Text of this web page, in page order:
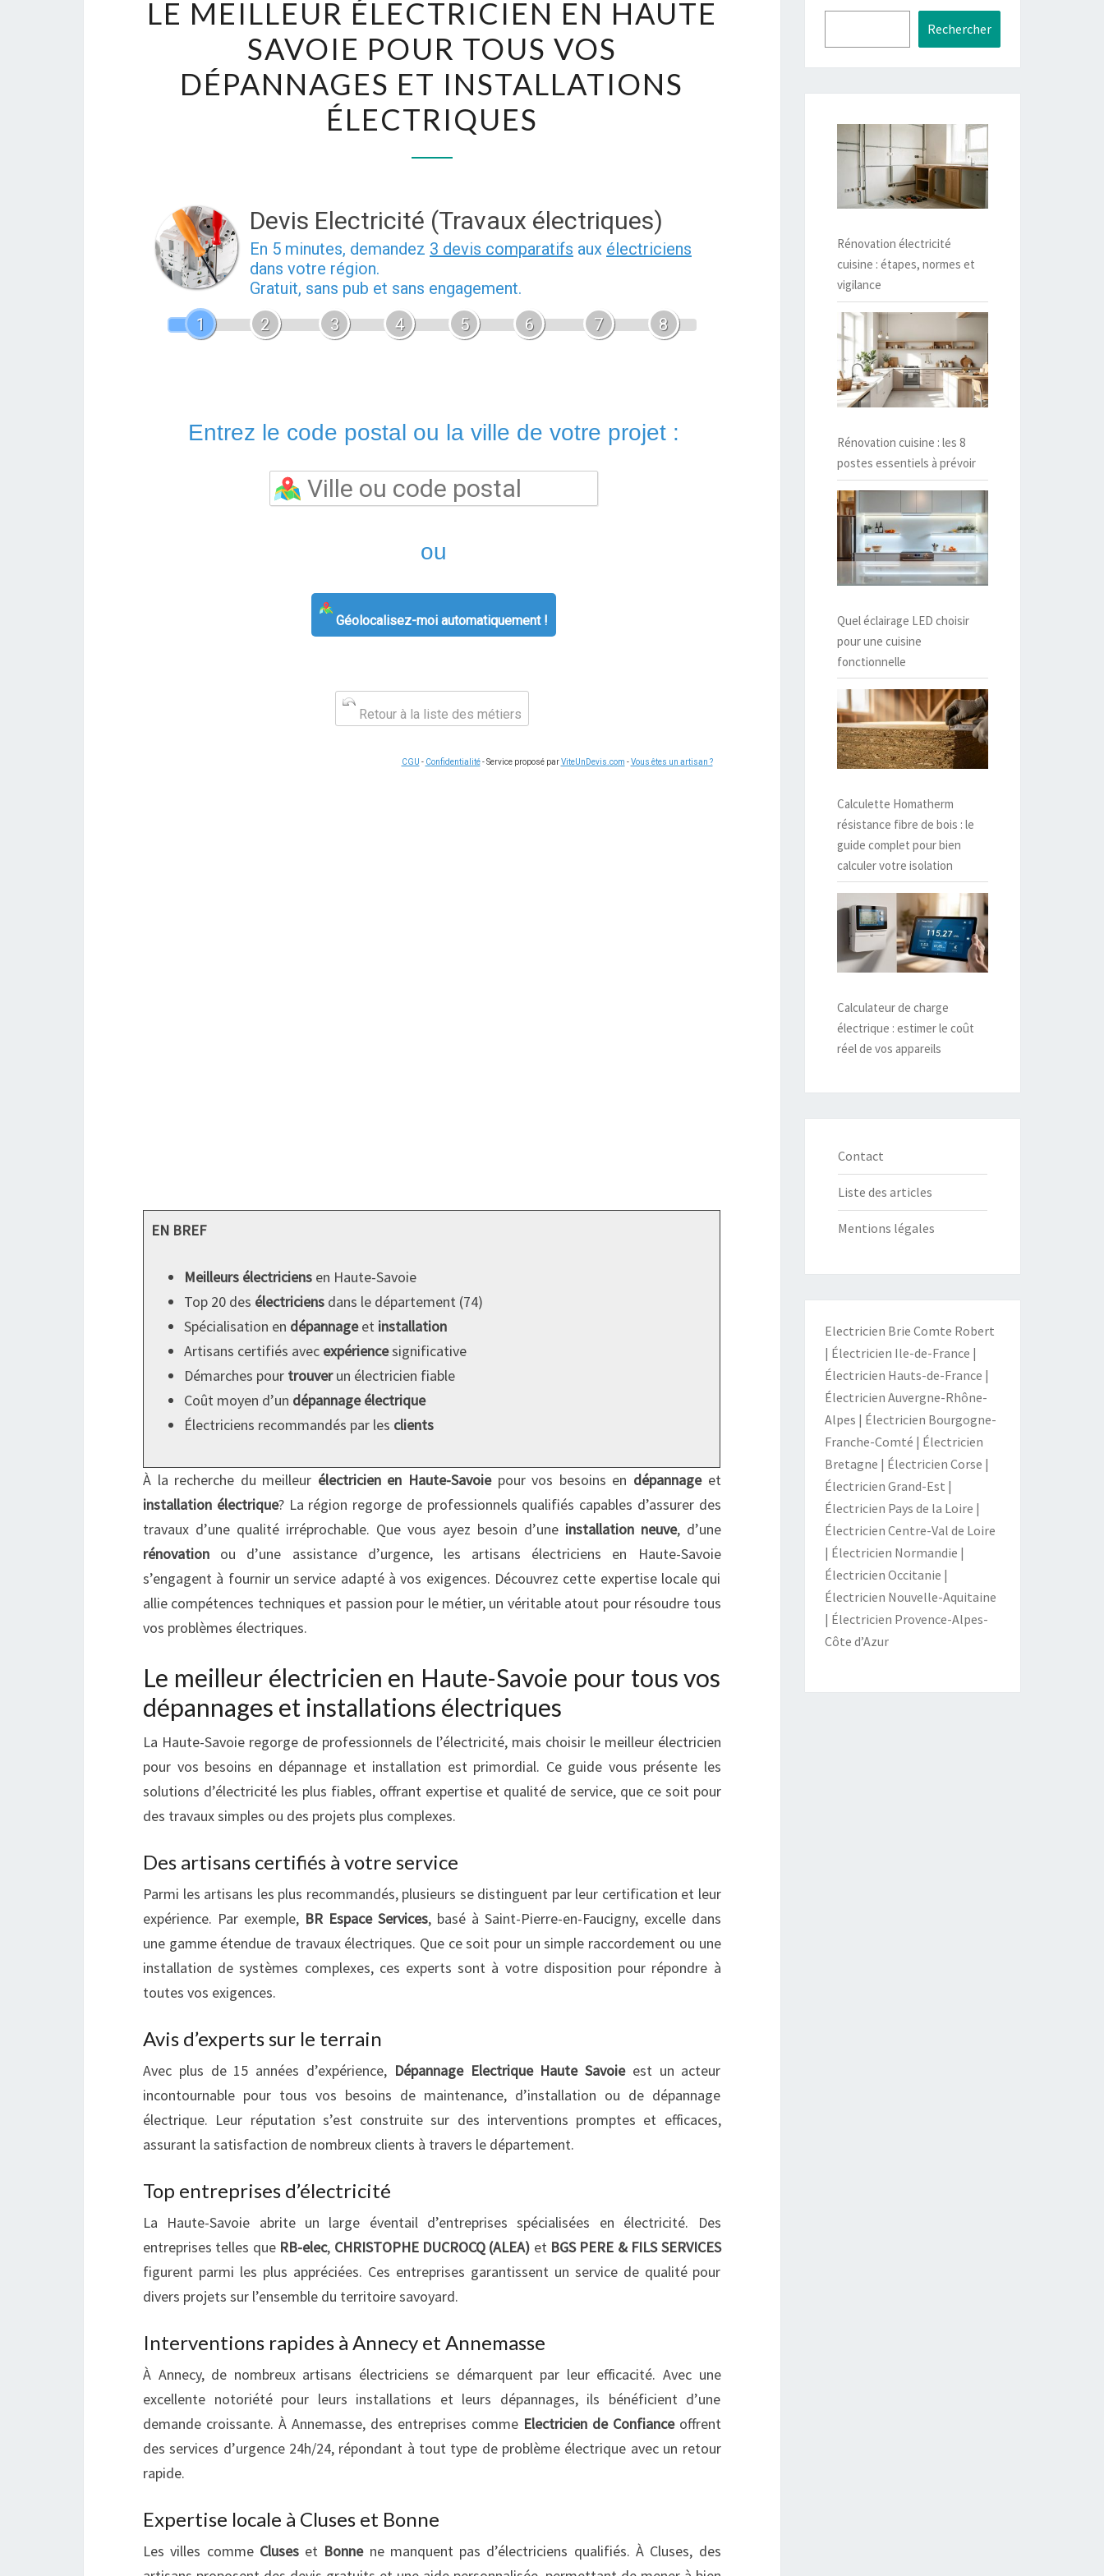
MEILLEUR
ÉLECTRICIEN
EN
HAUTE
SAVOIE
POUR
TOUS
DÉPANNAGES
ET
INSTALLATIONS
ÉLECTRIQUES
LE MEILLEUR ÉLECTRICIEN EN HAUTE
SAVOIE POUR TOUS VOS
DÉPANNAGES ET INSTALLATIONS
ÉLECTRIQUES
Devis Electricité (Travaux électriques)
En 5 minutes, demandez 3 devis comparatifs aux électriciens
dans votre région.
Gratuit, sans pub et sans engagement.
1
2 3 4 5 6 7 8
Entrez le code postal ou la ville de votre projet :
ou
Géolocalisez-moi automatiquement !
Retour à la liste des métiers
CGU - Confidentialité- Service proposé parViteUnDevis.com -Vous êtes un artisan ?
EN BREF
Meilleurs électriciens en Haute-Savoie
Top 20 des électriciens dans le département (74)
Spécialisation en dépannageet installation
Artisans certifiés avec expériencesignificative
Démarches pour trouverun électricien fiable
Coût moyen d’un dépannage électrique
Électriciens recommandés par les clients
À la recherche du meilleur électricien en Haute-Savoiepour vos besoins en dépannageet
installation électrique? La région regorge de professionnels qualifiés capables d’assurer des
travaux d’une qualité irréprochable. Que vous ayez besoin d’une installation neuve, d’une
rénovation ou d’une assistance d’urgence, les artisans électriciens en Haute-Savoie
s’engagent à fournir un service adapté à vos exigences. Découvrez cette expertise locale qui
allie compétences techniques et passion pour le métier, un véritable atout pour résoudre tous
vos problèmes électriques.
Le meilleur électricien en Haute-Savoie pour tous vos
dépannages et installations électriques
La Haute-Savoie regorge de professionnels de l’électricité, mais choisir le meilleur électricien
pour vos besoins en dépannage et installation est primordial. Ce guide vous présente les
solutions d’électricité les plus fiables, offrant expertise et qualité de service, que ce soit pour
des travaux simples ou des projets plus complexes.
Des artisans certifiés à votre service
Parmi les artisans les plus recommandés, plusieurs se distinguent par leur certification et leur
expérience. Par exemple, BR Espace Services, basé à Saint-Pierre-en-Faucigny, excelle dans
une gamme étendue de travaux électriques. Que ce soit pour un simple raccordement ou une
installation de systèmes complexes, ces experts sont à votre disposition pour répondre à
toutes vos exigences.
Avis d’experts sur le terrain
Avec plus de 15 années d’expérience, Dépannage Electrique Haute Savoieest un acteur
incontournable pour tous vos besoins de maintenance, d’installation ou de dépannage
électrique. Leur réputation s’est construite sur des interventions promptes et efficaces,
assurant la satisfaction de nombreux clients à travers le département.
Top entreprises d’électricité
La Haute-Savoie abrite un large éventail d’entreprises spécialisées en électricité. Des
entreprises telles que RB-elec, CHRISTOPHE DUCROCQ (ALEA) et BGS PERE & FILS SERVICES
figurent parmi les plus appréciées. Ces entreprises garantissent un service de qualité pour
divers projets sur l’ensemble du territoire savoyard.
Interventions rapides à Annecy et Annemasse
À Annecy, de nombreux artisans électriciens se démarquent par leur efficacité. Avec une
excellente notoriété pour leurs installations et leurs dépannages, ils bénéficient d’une
demande croissante. À Annemasse, des entreprises comme Electricien de Confianceoffrent
des services d’urgence 24h/24, répondant à tout type de problème électrique avec un retour
rapide.
Expertise locale à Cluses et Bonne
Les villes comme Cluseset Bonnene manquent pas d’électriciens qualifiés. À Cluses, des
Rechercher
Rénovation électricité
cuisine : étapes, normes et
vigilance
Rénovation cuisine : les 8
postes essentiels à prévoir
Quel éclairage LED choisir
pour une cuisine
fonctionnelle
Calculette Homatherm
résistance fibre de bois : le
guide complet pour bien
calculer votre isolation
Calculateur de charge
électrique : estimer le coût
réel de vos appareils
Contact
Liste des articles
Mentions légales
Electricien Brie Comte Robert
| Électricien Ile-de-France |
Électricien Hauts-de-France |
Électricien Auvergne-Rhône-
Alpes | Électricien Bourgogne-
Franche-Comté | Électricien
Bretagne | Électricien Corse |
Électricien Grand-Est |
Électricien Pays de la Loire |
Électricien Centre-Val de Loire
| Électricien Normandie |
Électricien Occitanie |
Électricien Nouvelle-Aquitaine
| Électricien Provence-Alpes-
Côte d’Azur